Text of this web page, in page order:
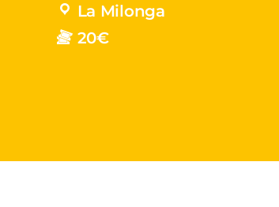
La Milonga
20€